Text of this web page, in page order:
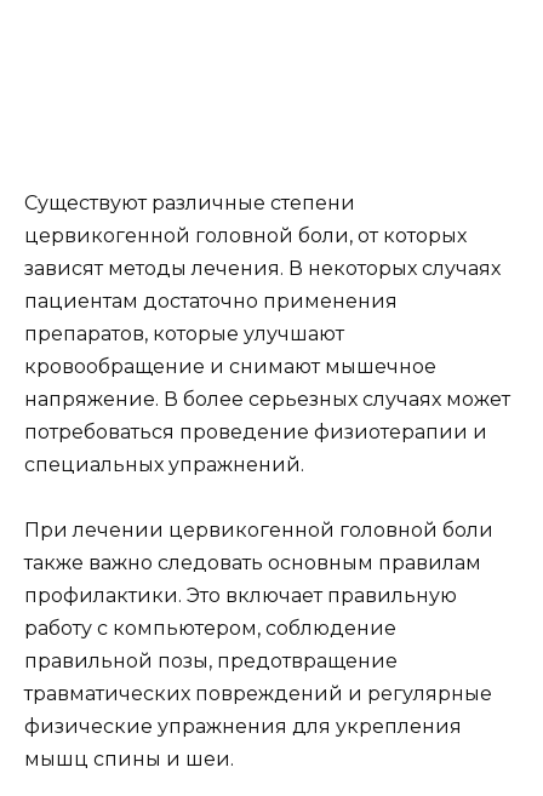
Существуют различные степени
цервикогенной головной боли, от которых
зависят методы лечения. В некоторых случаях
пациентам достаточно применения
препаратов, которые улучшают
кровообращение и снимают мышечное
напряжение. В более серьезных случаях может
потребоваться проведение физиотерапии и
специальных упражнений.
При лечении цервикогенной головной боли
также важно следовать основным правилам
профилактики. Это включает правильную
работу с компьютером, соблюдение
правильной позы, предотвращение
травматических повреждений и регулярные
физические упражнения для укрепления
мышц спины и шеи.